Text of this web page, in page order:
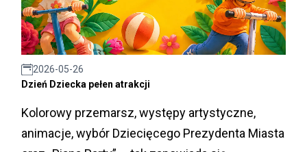
2026-05-26
Dzień Dziecka pełen atrakcji
Kolorowy przemarsz, występy artystyczne,
animacje, wybór Dziecięcego Prezydenta Miasta